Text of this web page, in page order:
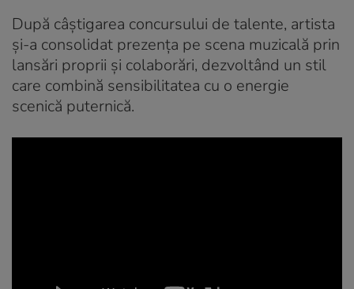
După câștigarea concursului de talente, artista
și-a consolidat prezența pe scena muzicală prin
lansări proprii și colaborări, dezvoltând un stil
care combină sensibilitatea cu o energie
scenică puternică.